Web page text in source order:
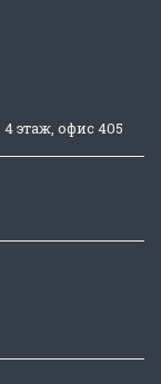
этаж, офис 405